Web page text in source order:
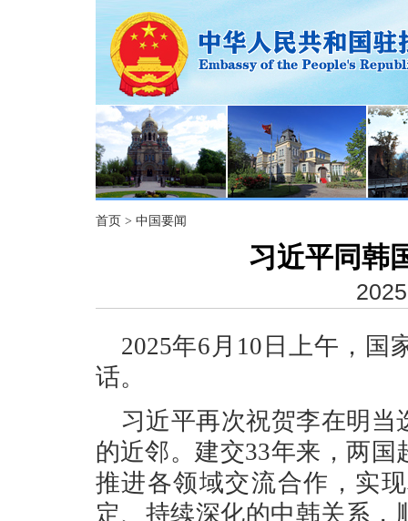
首页 > 中国要闻
习近平同韩
2025年6月10日上午，国
话。
习近平再次祝贺李在明
的近邻。建交33年来，两
推进各领域交流合作，实
定、持续深化的中韩关系